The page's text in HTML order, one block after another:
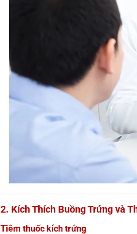
2. Kích Thích Buồng Trứng và
Tiêm thuốc kích trứng